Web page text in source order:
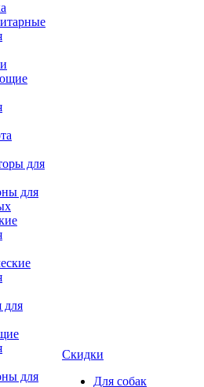
для
для
для
для
Скидки
Для собак